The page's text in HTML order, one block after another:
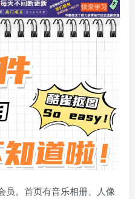
员。首页有音乐相册、人像